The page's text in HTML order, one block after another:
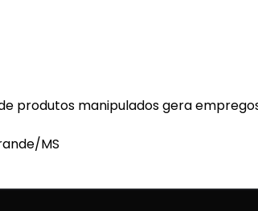
produtos manipulados gera
MS